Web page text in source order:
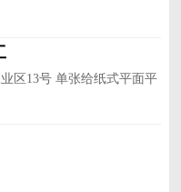
区13号 单张给纸式平面平